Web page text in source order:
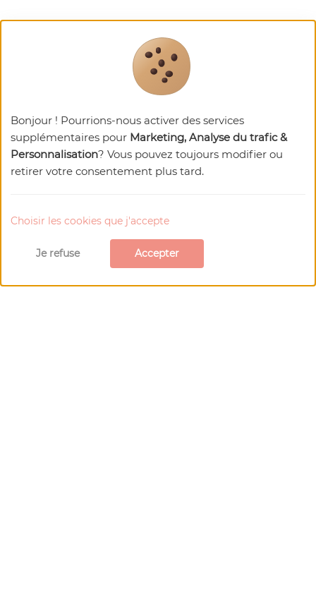
Bonjour ! Pourrions-nous activer des services
supplémentaires pour Marketing, Analyse du trafic &
Personnalisation? Vous pouvez toujours modifier ou
retirer votre consentement plus tard.
Choisir les cookies que j'accepte
Je refuse Accepter